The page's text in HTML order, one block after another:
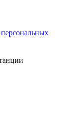
персональных